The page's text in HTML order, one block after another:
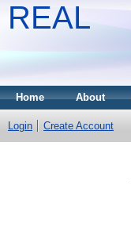
REAL
Home About
Login Create Account